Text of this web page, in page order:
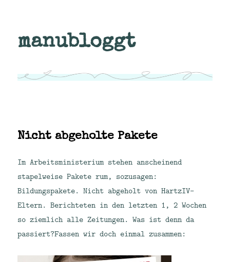
manubloggt
Nicht abgeholte Pakete
Im Arbeitsministerium stehen anscheinend
stapelweise Pakete rum, sozusagen:
Bildungspakete. Nicht abgeholt von HartzIV-
Eltern. Berichteten in den letzten 1, 2 Wochen
so ziemlich alle Zeitungen. Was ist denn da
passiert?Fassen wir doch einmal zusammen: